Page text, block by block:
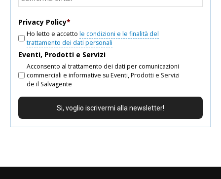
Privacy Policy*
Ho letto e accetto le condizioni e le finalità del
trattamento dei dati personali
Eventi, Prodotti e Servizi
Acconsento al trattamento dei dati per comunicazioni
commerciali e informative su Eventi, Prodotti e Servizi
de il Salvagente